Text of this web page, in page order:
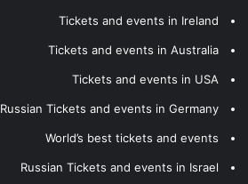
Tickets and events in Ireland
Tickets and events in Australia
Tickets and events in USA
Russian Tickets and events in Germany
World’s best tickets and events
Russian Tickets and events in Israel